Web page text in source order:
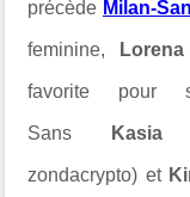
précède Milan-
feminine,
favorite pour
Sans Kasia
zondacrypto) et